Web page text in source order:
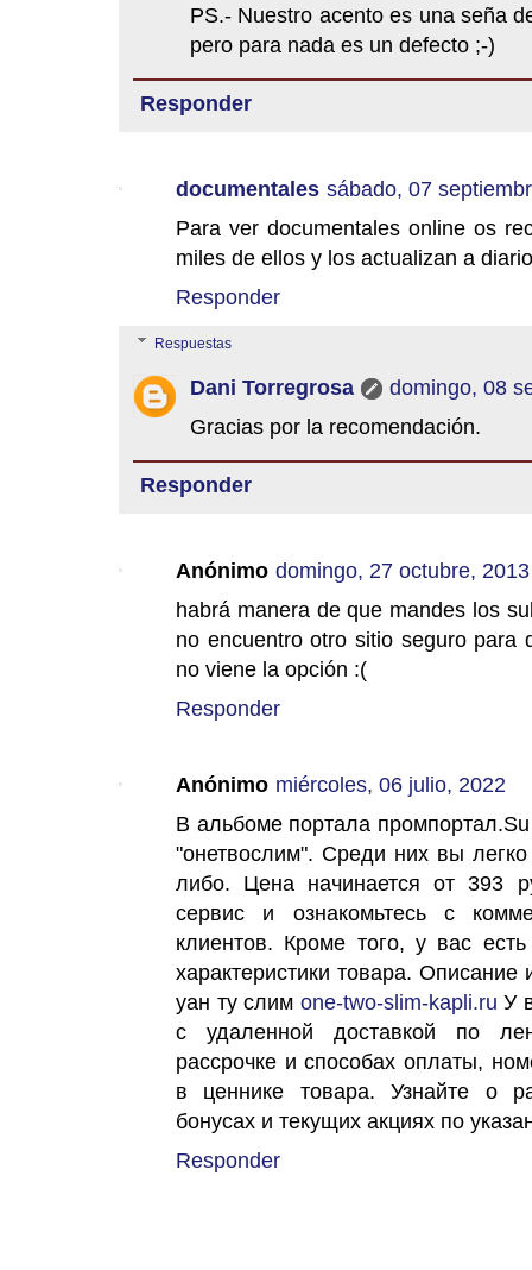
PS.- Nuestro acento es una seña
pero para nada es un defecto ;-)
Responder
documentales sábado, 07
Para ver documentales online os
miles de ellos y los actualizan a diario
Responder
Respuestas
Dani Torregrosa
domingo, 08
Gracias por la recomendación.
Responder
Anónimo domingo, 27 octubre, 2013
habrá manera de que mandes los
no encuentro otro sitio seguro para
no viene la opción :(
Responder
Anónimo miércoles, 06 julio, 2022
В альбоме портала
"онетвослим". Среди них вы
либо. Цена начинается от 393
сервис и ознакомьтесь с
клиентов. Кроме того, у вас
характеристики товара.
уан ту слим one-two-slim-kapli.ru У
с удаленной доставкой по
рассрочке и способах оплаты,
в ценнике товара. Узнайте о
бонусах и текущих акциях по
Responder